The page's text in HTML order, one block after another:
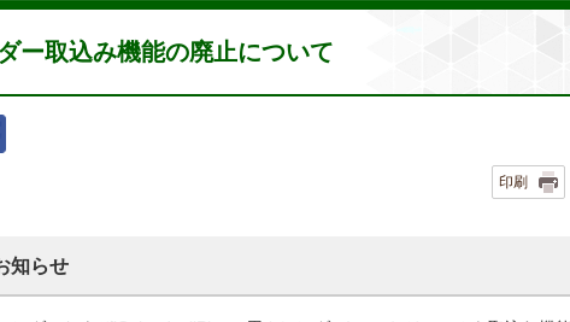
ー取込み機能の廃止について
印刷
知らせ